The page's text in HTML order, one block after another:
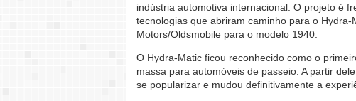
indústria automotiva internacional. O projeto é
tecnologias que abriram caminho para o
Motors/Oldsmobile para o modelo 1940.
O Hydra-Matic ficou reconhecido como o
massa para automóveis de passeio. A partir
se popularizar e mudou definitivamente a